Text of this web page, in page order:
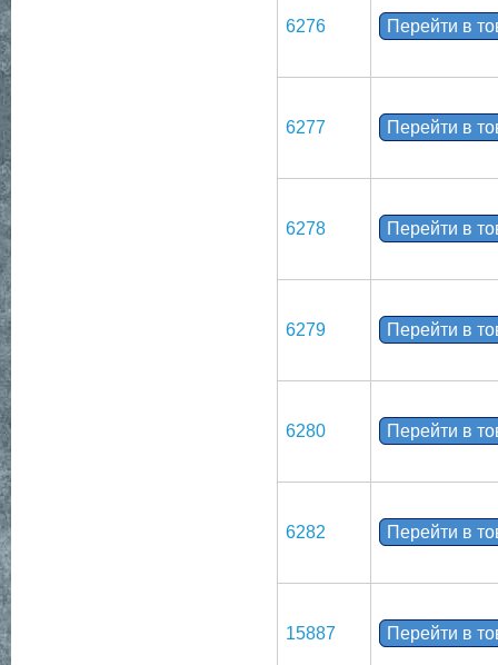
6276 Перейти в
6277 Перейти в
6278 Перейти в
6279 Перейти в
6280 Перейти в
6282 Перейти в
15887 Перейти в